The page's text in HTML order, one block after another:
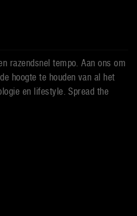
razendsnel tempo. Aan ons om
hoogte te houden van al het
en lifestyle. Spread the